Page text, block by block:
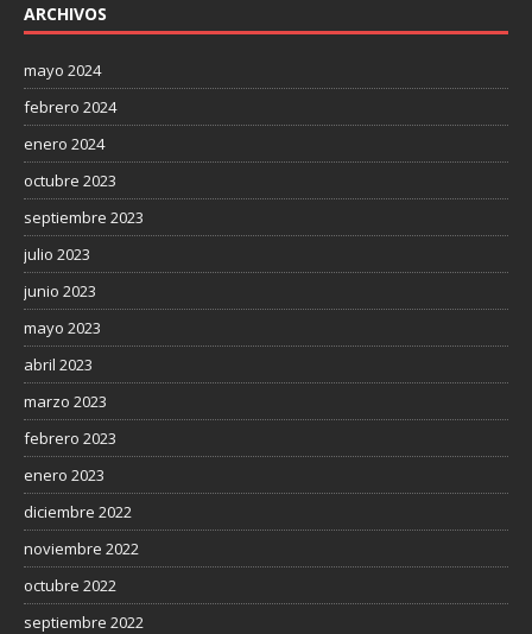
ARCHIVOS
mayo 2024
febrero 2024
enero 2024
octubre 2023
septiembre 2023
julio 2023
junio 2023
mayo 2023
abril 2023
marzo 2023
febrero 2023
enero 2023
diciembre 2022
noviembre 2022
octubre 2022
septiembre 2022